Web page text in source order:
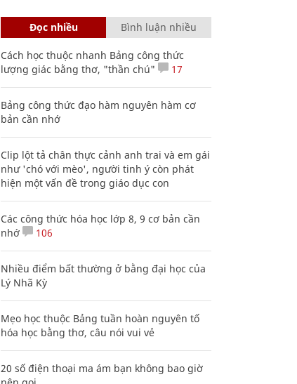
Đọc nhiều Bình luận nhiều
Cách học thuộc nhanh Bảng công thức
lượng giác bằng thơ, "thần chú"
17
Bảng công thức đạo hàm nguyên hàm cơ
bản cần nhớ
Clip lột tả chân thực cảnh anh trai và em gái
như 'chó với mèo', người tinh ý còn phát
hiện một vấn đề trong giáo dục con
Các công thức hóa học lớp 8, 9 cơ bản cần
nhớ
106
Nhiều điểm bất thường ở bằng đại học của
Lý Nhã Kỳ
Mẹo học thuộc Bảng tuần hoàn nguyên tố
hóa học bằng thơ, câu nói vui vẻ
20 số điện thoại ma ám bạn không bao giờ